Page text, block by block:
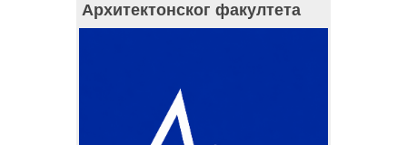
Архитектонског факултета